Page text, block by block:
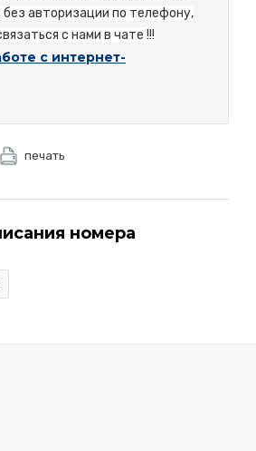
авторизации по телефону,
с нами в чате !!!
с интернет-
печать
номера